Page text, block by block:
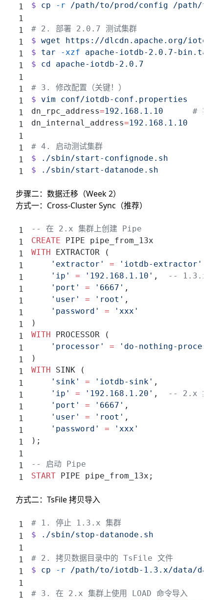
$ cp -r /path/to/prod/config /path/to/
# 2. 部署 2.0.7 测试集群
$ wget
https://dlcdn.apache.org/
$ tar -xzf apache-iotdb-2.0.7-
$ cd apache-iotdb-2.0.7
# 3. 修改配置（关键！）
$ vim conf/iotdb-conf.properties
dn_rpc_address=192.168.1.10
# 实
dn_internal_address=192.168.1.10
# 4. 启动测试集群
$ ./sbin/start-confignode.sh
$ ./sbin/start-datanode.sh
步骤二：数据迁移（Week 2）
方式一：Cross-Cluster Sync（推荐）
-- 在 2.x 集群上创建 Pipe
CREATE PIPE pipe_from_13x
WITH
EXTRACTOR (
    'extractor'
= 'iotdb-extractor'
    'ip'
= '192.168.1.10' , -- 1.3.x
    'port'
= '6667' ,
    'user'
= 'root' ,
    'password'
= 'xxx'
)
WITH
PROCESSOR (
    'processor'
= 'do-nothing-
)
WITH
SINK (
    'sink'
= 'iotdb-sink' ,
    'ip'
= '192.168.1.20' , -- 2.x 集
    'port'
= '6667' ,
    'user'
= 'root' ,
    'password'
= 'xxx'
);
-- 启动 Pipe
START PIPE pipe_from_13x;
方式二：TsFile 拷贝导入
# 1. 停止 1.3.x 集群
$ ./sbin/stop-datanode.sh
# 2. 拷贝数据目录中的 TsFile 文件
$ cp -r /path/to/iotdb-1.3.x/data/
# 3. 在 2.x 集群上使用 LOAD 命令导入